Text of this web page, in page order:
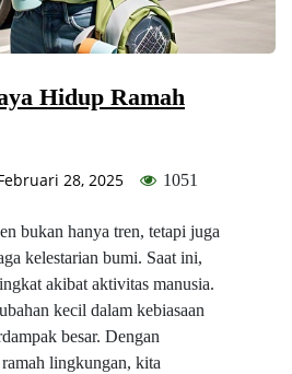
Hidup Ramah
28, 2025 1051
bukan hanya tren, tetapi juga
kelestarian bumi. Saat ini,
akibat aktivitas manusia.
kecil dalam kebiasaan
besar. Dengan
lingkungan, kita